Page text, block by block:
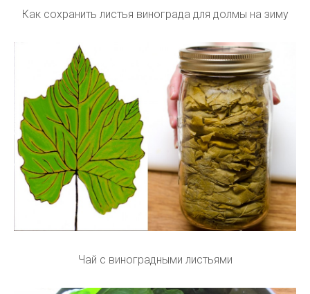
Как сохранить листья винограда для долмы на зиму
Чай с виноградными листьями